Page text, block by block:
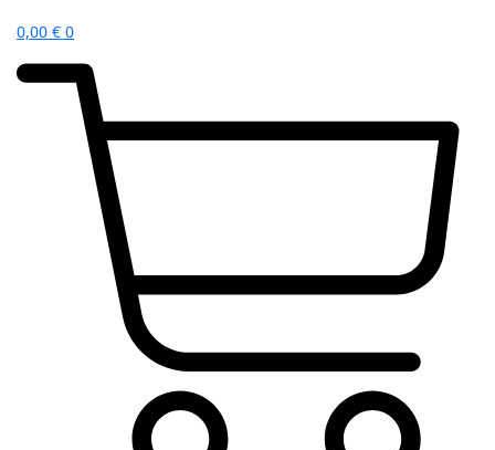
0,00 € 0